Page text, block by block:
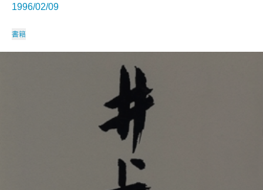
1996/02/09
書籍